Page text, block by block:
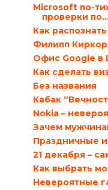
Microsoft по-
проверки
Как
Филипп
Офис Google в
Как сделать
Без названия
Кабак
Nokia –
Зачем
Праздничные
21 декабря –
Как выбрать
Невероятные